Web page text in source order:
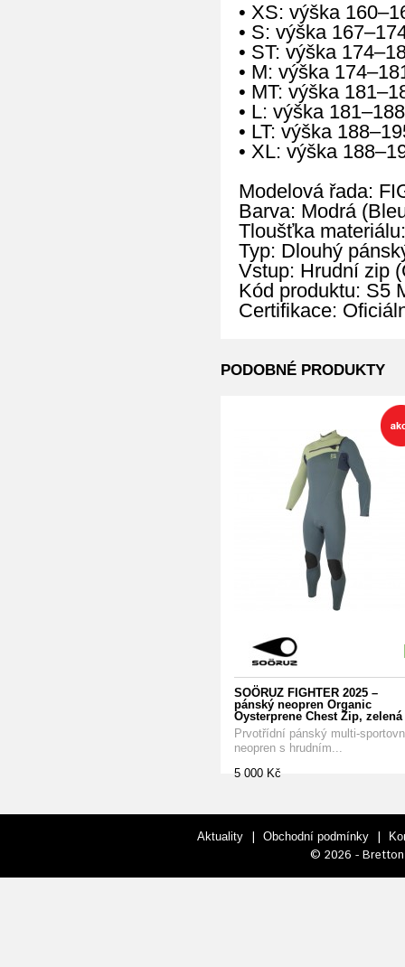
• XS: výška
• S: výška
• ST: výška
• M: výška
• MT: výška
• L: výška
• LT: výška
• XL: výška
Modelová řada:
Barva: Modrá
Tloušťka
Typ: Dlouhý
Vstup: Hrudní zip
Kód produktu: S5
Certifikace:
PODOBNÉ PRODUKTY
SOÖRUZ FIGHTER 2025 –
pánský neopren Organic
Oysterprene Chest Zip, zelená
Prvotřídní pánský multi-
neopren s hrudním...
5 000 Kč
Aktuality | Obchodní podmínky |
© 2026 - Bretton